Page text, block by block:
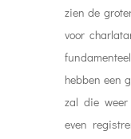
zien de
voor
hebben een
zal die weer
even